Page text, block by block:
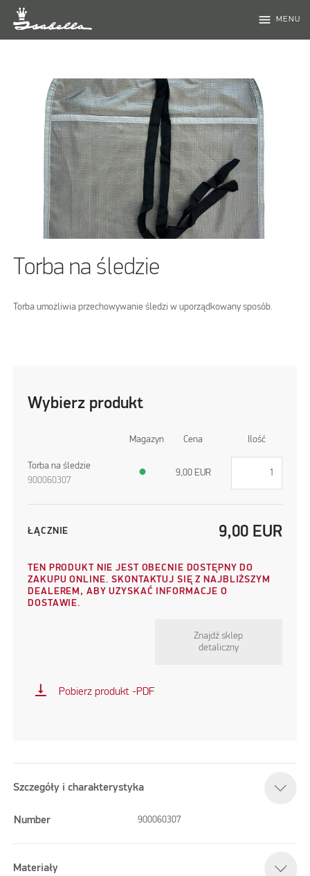
menu MENU
Torba na śledzie
Torba umożliwia przechowywanie śledzi w uporządkowany sposób.
Wybierz produkt
Magazyn Cena Ilość
Torba na śledzie
900060307
● 9,00 EUR
ŁĄCZNIE 9,00 EUR
TEN PRODUKT NIE JEST OBECNIE DOSTĘPNY DO
ZAKUPU ONLINE. SKONTAKTUJ SIĘ Z NAJBLIŻSZYM
DEALEREM, ABY UZYSKAĆ INFORMACJE O
DOSTAWIE.
Znajdź sklep
detaliczny
vertical_align_bottom Pobierz produkt -PDF
Szczegóły i charakterystyka
Number 900060307
Materiały